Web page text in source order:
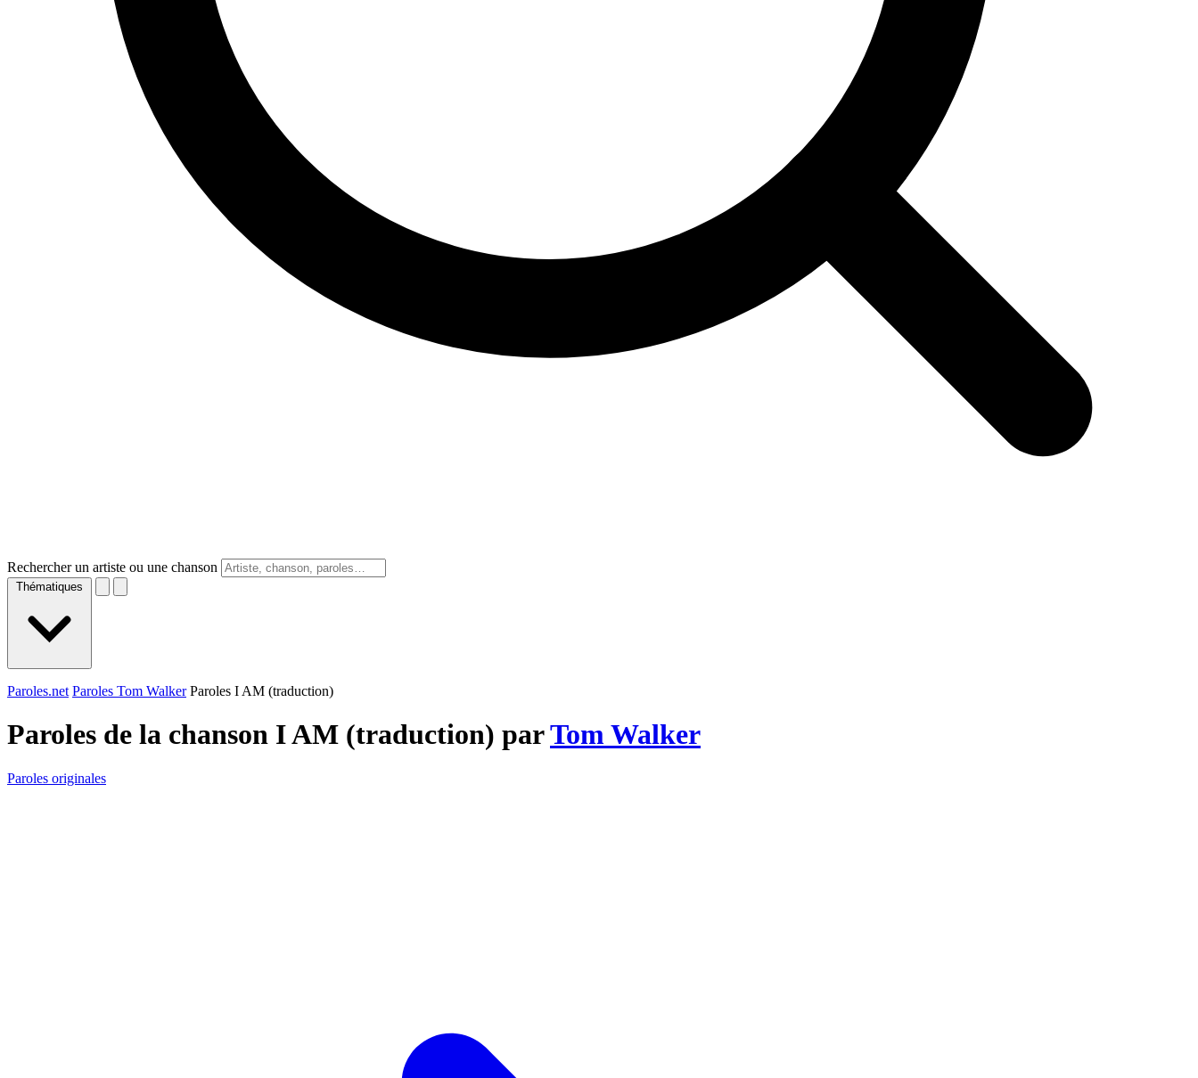
Rechercher un artiste ou une chanson
Thématiques
Paroles.net Paroles Tom Walker Paroles I AM (traduction)
Paroles de la chanson I AM (traduction) parTom Walker
Paroles originales